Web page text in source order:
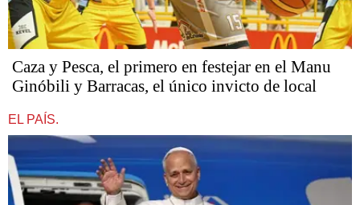
Caza y Pesca, el primero en festejar en el Manu
Ginóbili y Barracas, el único invicto de local
EL PAÍS.